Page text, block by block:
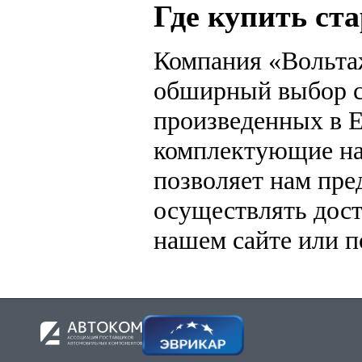
65 kW - 88
Где купить
Компания
обширный выбор
произведенных в
комплектующие
позволяет нам
осуществлять
нашем сайте или